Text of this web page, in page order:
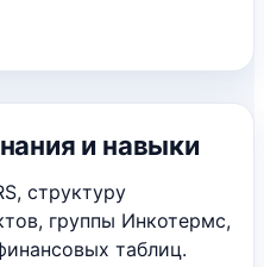
и навыки
структуру
группы Инкотермс,
таблиц.